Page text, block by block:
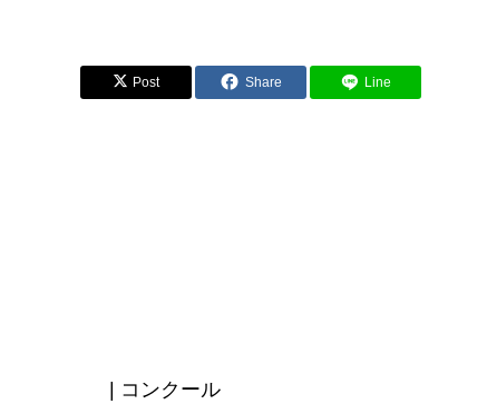
Post Share Line
| コンクール